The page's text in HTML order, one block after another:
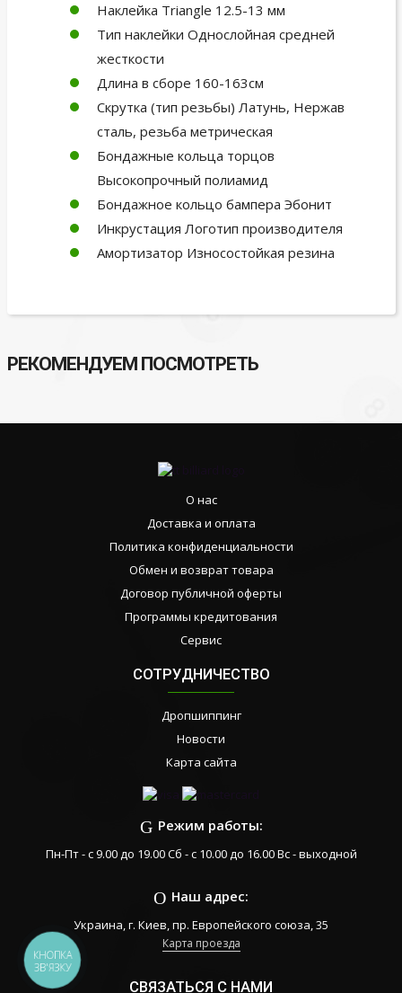
Наклейка Triangle 12.5-13 мм
Тип наклейки Однослойная средней
жесткости
Длина в сборе 160-163см
Скрутка (тип резьбы) Латунь, Нержав
сталь, резьба метрическая
Бондажные кольца торцов
Высокопрочный полиамид
Бондажное кольцо бампера Эбонит
Инкрустация Логотип производителя
Амортизатор Износостойкая резина
РЕКОМЕНДУЕМ ПОСМОТРЕТЬ
О нас
Доставка и оплата
Политика конфиденциальности
Обмен и возврат товара
Договор публичной оферты
Программы кредитования
Сервис
СОТРУДНИЧЕСТВО
Дропшиппинг
Новости
Карта сайта
Режим работы:
Пн-Пт - с 9.00 до 19.00 Сб - с 10.00 до 16.00 Вс - выходной
Наш адрес:
Украина, г. Киев, пр. Европейского союза, 35
Карта проезда
СВЯЗАТЬСЯ С НАМИ
КНОПКА
ЗВ'ЯЗКУ